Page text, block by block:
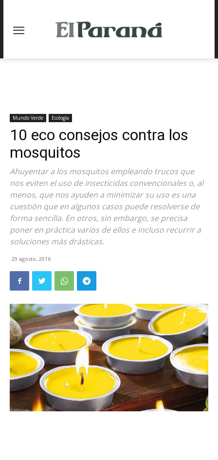
Mundo Verde Ecología
10 eco consejos contra los
mosquitos
Ahuyentar a los mosquitos empleando trucos que
nos eviten el uso de insecticidas convencionales o, al
menos, que nos ayuden a minimizar su uso es una
cuestión que en algunos casos puede resolverse de
forma sencilla. En otros, sin embargo, se precisa
poner en práctica varios de ellos e incluso recurrir a
soluciones más drásticas.
29 agosto, 2016